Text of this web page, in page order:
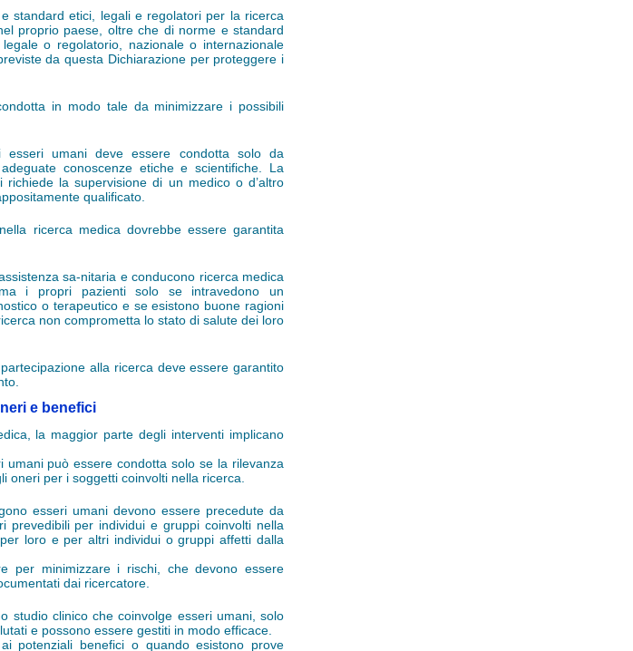
standard etici, legali e regolatori per la ricerca
proprio paese, oltre che di norme e standard
o regolatorio, nazionale o internazionale
da questa Dichiarazione per proteggere i
in modo tale da minimizzare i possibili
umani deve essere condotta solo da
conoscenze etiche e scientifiche. La
la supervisione di un medico o d’altro
qualificato.
ricerca medica dovrebbe essere garantita
sa-nitaria e conducono ricerca medica
i propri pazienti solo se intravedono un
o terapeutico e se esistono buone ragioni
non comprometta lo stato di salute dei loro
alla ricerca deve essere garantito
e benefici
la maggior parte degli interventi implicano
umani può essere condotta solo se la rilevanza
oneri per i soggetti coinvolti nella ricerca.
esseri umani devono essere precedute da
prevedibili per individui e gruppi coinvolti nella
loro e per altri individui o gruppi affetti dalla
per minimizzare i rischi, che devono essere
dai ricercatore.
studio clinico che coinvolge esseri umani, solo
e possono essere gestiti in modo efficace.
potenziali benefici o quando esistono prove